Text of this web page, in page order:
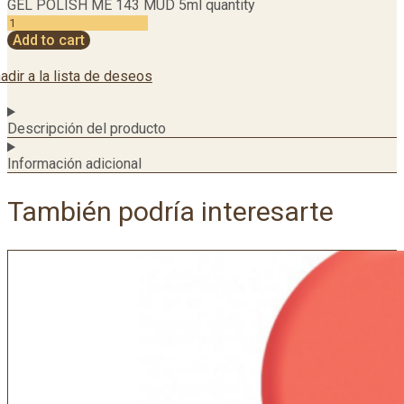
GEL POLISH ME 143 MUD 5ml quantity
Add to cart
a la lista de deseos
Descripción del producto
Información adicional
También podría interesarte